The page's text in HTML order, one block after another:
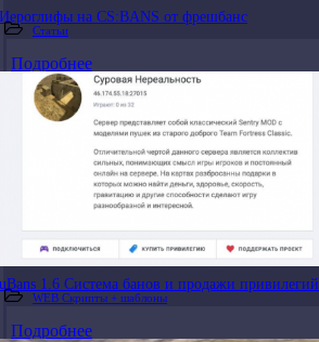
Иероглифы на CS:BANS от фрешбанс
Статьи
Подробнее
uBans 1.6 Система банов и продажи привилегий
WEB Скрипты + шаблоны
Подробнее